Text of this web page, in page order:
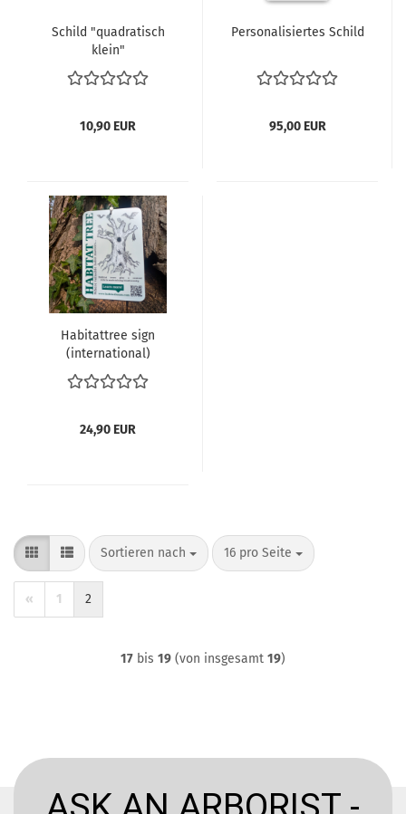
Schild "quadratisch
klein"
10,90 EUR
Personalisiertes Schild
95,00 EUR
Habitattree sign
(international)
24,90 EUR
Sortieren nach
Sortieren nach 16 pro Seite
pro Seite
« 1 2
17 bis 19 (von insgesamt 19)